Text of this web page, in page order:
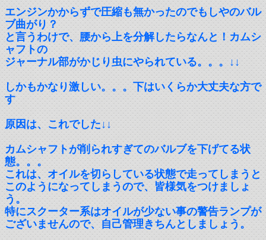
エンジンかからずで圧縮も無かったのでもしやのバル
ブ曲がり？
と言うわけで、腰から上を分解したらなんと！カムシ
ャフトの
ジャーナル部がかじり虫にやられている。。。↓↓
しかもかなり激しい。。。下はいくらか大丈夫な方で
す
原因は、これでした↓↓
カムシャフトが削られすぎてのバルブを下げてる状
態。。。
これは、オイルを切らしている状態で走ってしまうと
このようになってしまうので、皆様気をつけましょ
う。
特にスクーター系はオイルが少ない事の警告ランプが
ございませんので、自己管理きちんとしましょう。